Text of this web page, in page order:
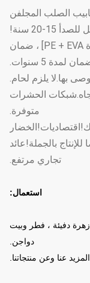
الصلب المجلفن
15-20 سنة!
2. المادة: فيلم بلاستيكي ثلاثي الطبقات) [مادة PE + EVA] ، ضمان
الحشرات
متوفرة.
بالجملة!عائد
تجاري مرتفع.
استعمال:
دفيئة ، فطر وبيت
دواجن.
عنا وعن منتجاتنا.